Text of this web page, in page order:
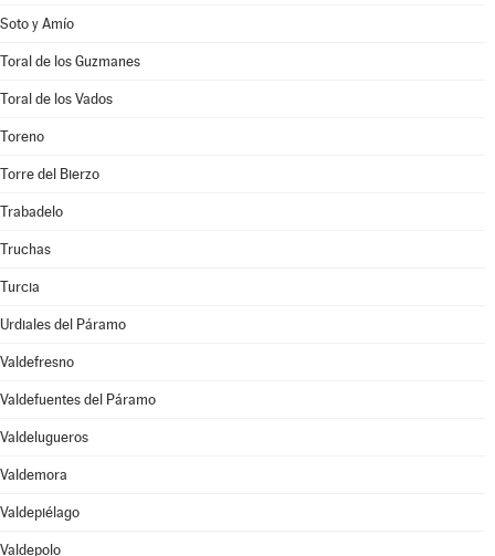
Soto y Amío
Toral de los Guzmanes
Toral de los Vados
Toreno
Torre del Bierzo
Trabadelo
Truchas
Turcia
Urdiales del Páramo
Valdefresno
Valdefuentes del Páramo
Valdelugueros
Valdemora
Valdepiélago
Valdepolo